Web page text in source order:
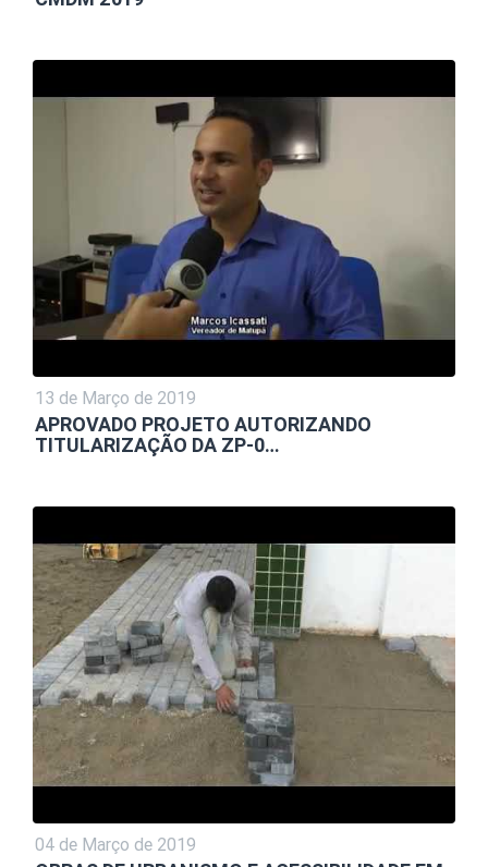
13 de Março de 2019
APROVADO PROJETO AUTORIZANDO
TITULARIZAÇÃO DA ZP-0…
04 de Março de 2019